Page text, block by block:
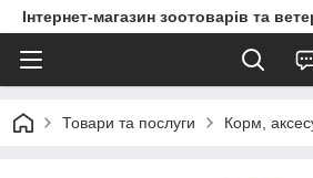
Інтернет-магазин зоотоварів та
Товари та послуги Корм,